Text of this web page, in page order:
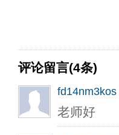
评论留言(4条)
fd14nm3kos
老师好